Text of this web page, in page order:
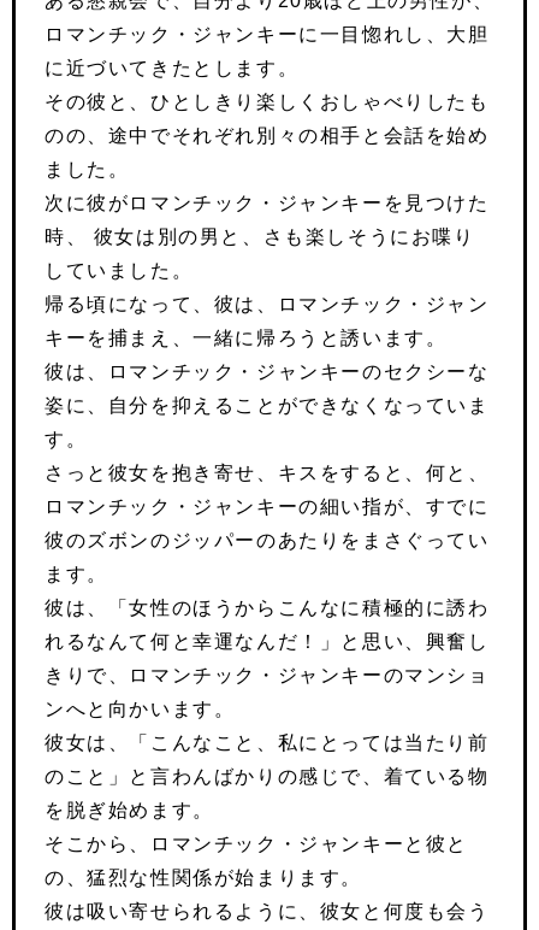
ロマンチック・ジャンキーに一目惚れし、大胆
に近づいてきたとします。
その彼と、ひとしきり楽しくおしゃべりしたも
のの、途中でそれぞれ別々の相手と会話を始め
ました。
次に彼がロマンチック・ジャンキーを見つけた
時、 彼女は別の男と、さも楽しそうにお喋り
していました。
帰る頃になって、彼は、ロマンチック・ジャン
キーを捕まえ、一緒に帰ろうと誘います。
彼は、ロマンチック・ジャンキーのセクシーな
姿に、自分を抑えることができなくなっていま
す。
さっと彼女を抱き寄せ、キスをすると、何と、
ロマンチック・ジャンキーの細い指が、すでに
彼のズボンのジッパーのあたりをまさぐってい
ます。
彼は、「女性のほうからこんなに積極的に誘わ
れるなんて何と幸運なんだ！」と思い、興奮し
きりで、ロマンチック・ジャンキーのマンショ
ンへと向かいます。
彼女は、「こんなこと、私にとっては当たり前
のこと」と言わんばかりの感じで、着ている物
を脱ぎ始めます。
そこから、ロマンチック・ジャンキーと彼と
の、猛烈な性関係が始まります。
彼は吸い寄せられるように、彼女と何度も会う